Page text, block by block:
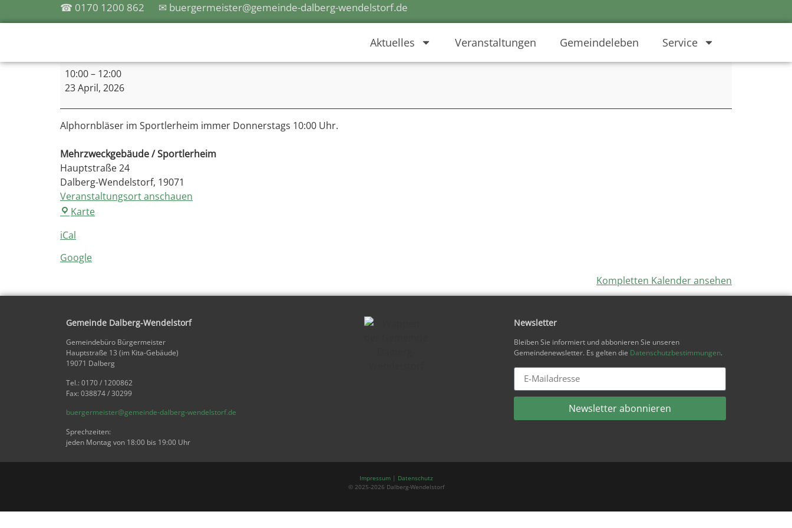
☎ 0170 1200 862 ✉ buergermeister@gemeinde-dalberg-wendelstorf.de
Aktuelles Veranstaltungen Gemeindeleben Service
10:00– 12:00
23 April, 2026
Alphornbläser im Sportlerheim immer Donnerstags 10:00 Uhr.
Mehrzweckgebäude / Sportlerheim
Hauptstraße 24
Dalberg-Wendelstorf, 19071
Veranstaltungsort anschauen
Karte
iCal
Google
Kompletten Kalender ansehen
Gemeinde Dalberg-Wendelstorf
Gemeindebüro Bürgermeister
Hauptstraße 13 (im Kita-Gebäude)
19071 Dalberg
Tel.: 0170 / 1200862
Fax: 038874 / 30299
buergermeister@gemeinde-dalberg-wendelstorf.de
Sprechzeiten:
jeden Montag von 18:00 bis 19:00 Uhr
Newsletter
Bleiben Sie informiert und abbonieren Sie unseren
Gemeindenewsletter. Es gelten die Datenschutzbestimmungen.
Newsletter abonnieren
Impressum| Datenschutz
© 2025-2026 Dalberg-Wendelstorf